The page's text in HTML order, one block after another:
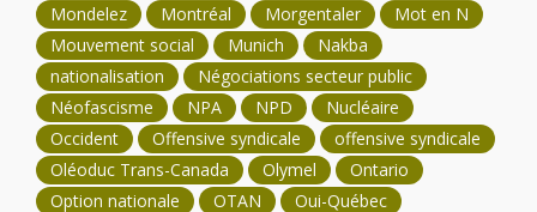
Mondelez
Montréal Morgentaler
Mot en N
Mouvement social
Munich
Nakba
nationalisation
Négociations secteur public
Néofascisme
NPA NPD
Nucléaire
Occident
Offensive syndicale
offensive syndicale
Oléoduc Trans-Canada
Olymel
Ontario
Option nationale
OTAN
Oui-Québec